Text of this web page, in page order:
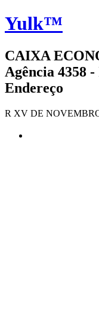
Yulk™
CAIXA
Agência 4358
Endereço
R XV DE